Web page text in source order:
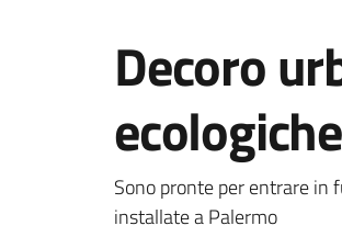
Decoro
Dettagli
Sono pronte per entrare in
installate a Palermo